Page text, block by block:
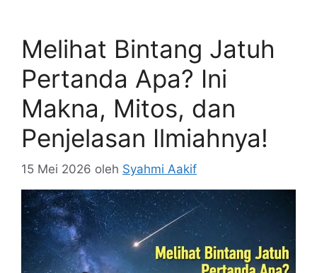
Melihat Bintang Jatuh
Pertanda Apa? Ini
Makna, Mitos, dan
Penjelasan Ilmiahnya!
15 Mei 2026 oleh Syahmi Aakif